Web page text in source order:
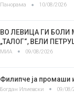
Панорама 10/08/2026
ВО ЛЕВИЦА ГИ БОЛИ
„ТАЛОГ“, ВЕЛИ
МИА 09/08/2026
Филипче ја промаши
Богдан Илиевски 09/08/